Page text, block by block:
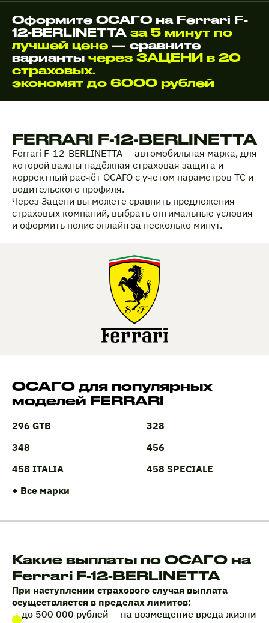
Оформите ОСАГО на Ferrari F-
12-BERLINETTA за 5 минут по
лучшей цене — сравните
варианты через ЗАЦЕНИ в 20
страховых.
экономят до 6000 рублей
FERRARI F-12-BERLINETTA
Ferrari F-12-BERLINETTA — автомобильная марка, для
которой важны надёжная страховая защита и
корректный расчёт ОСАГО с учетом параметров ТС и
водительского профиля.
Через Зацени вы можете сравнить предложения
страховых компаний, выбрать оптимальные условия
и оформить полис онлайн за несколько минут.
ОСАГО для популярных
моделей FERRARI
296 GTB
328
348
456
458 ITALIA
458 SPECIALE
+ Все марки
Какие выплаты по ОСАГО на
Ferrari F-12-BERLINETTA
При наступлении страхового случая выплата
осуществляется в пределах лимитов:
до 500 000 рублей — на возмещение вреда жизни